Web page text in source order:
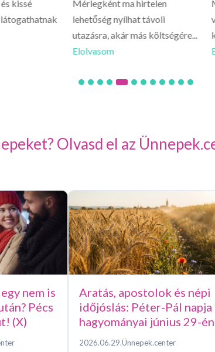
kissé
Mérlegként ma hirtelen
lehetőség nyílhat távoli
utazásra, akár más költségére...
Elolvasom
Olvasd el az
nem is
Pécs
(X)
Aratás, apostolok és népi
időjóslás: Péter-Pál napja
hagyományai június 29-én
2026.06.29.Ünnepek.center